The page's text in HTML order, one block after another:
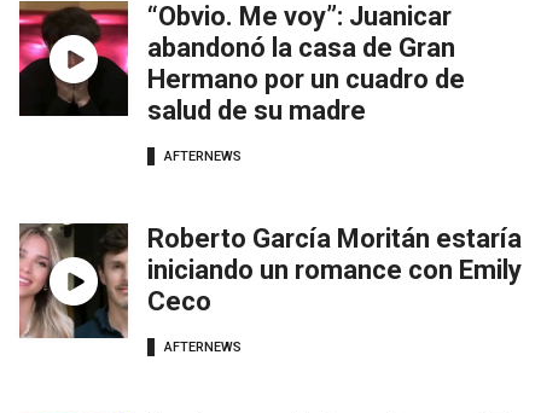
“Obvio. Me voy”: Juanicar
abandonó la casa de Gran
Hermano por un cuadro de
salud de su madre
AFTERNEWS
Roberto García Moritán estaría
iniciando un romance con Emily
Ceco
AFTERNEWS